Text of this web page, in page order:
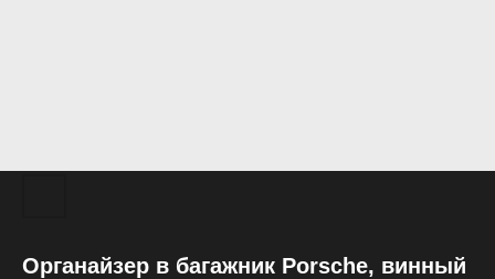
Органайзер в багажник Porsche, винный